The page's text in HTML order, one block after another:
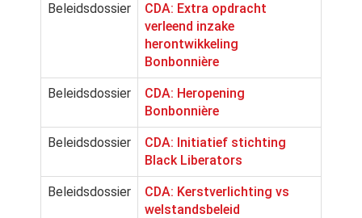
Beleidsdossier
CDA: Extra opdracht
verleend inzake
herontwikkeling
Bonbonnière
Beleidsdossier
CDA: Heropening
Bonbonnière
Beleidsdossier
CDA: Initiatief stichting
Black Liberators
Beleidsdossier
CDA: Kerstverlichting vs
welstandsbeleid